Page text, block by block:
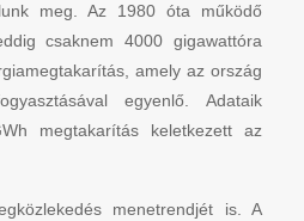
meg. Az 1980 óta működő
csaknem 4000 gigawattóra
amely az ország
egyenlő. Adataik
megtakarítás keletkezett az
menetrendjét is. A